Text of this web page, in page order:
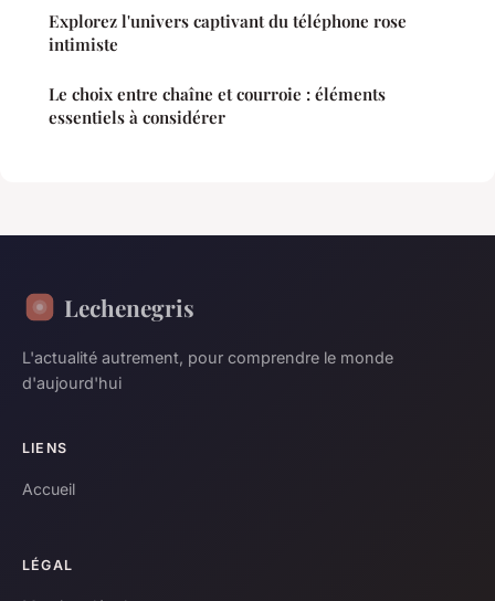
Explorez l'univers captivant du téléphone rose
intimiste
Le choix entre chaîne et courroie : éléments
essentiels à considérer
Lechenegris
L'actualité autrement, pour comprendre le monde
d'aujourd'hui
LIENS
Accueil
LÉGAL